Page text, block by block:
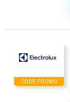
CODE PROMO